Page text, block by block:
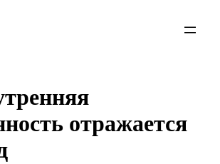
отражается